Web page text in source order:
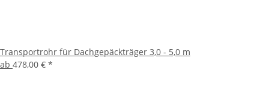
Transportrohr für Dachgepäckträger 3,0 - 5,0 m
ab 478,00 € *